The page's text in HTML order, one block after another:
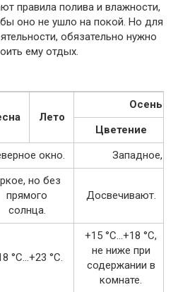
правила полива и влажности,
оно не ушло на покой. Но для
обязательно нужно
ему отдых.
Лето
Осень —
Цветение
окно. Западное,
но без
прямого
солнца.
Досвечивают.
°C…+23 °C.
+15 °C…+18 °C,
не ниже при
содержании в
комнате.